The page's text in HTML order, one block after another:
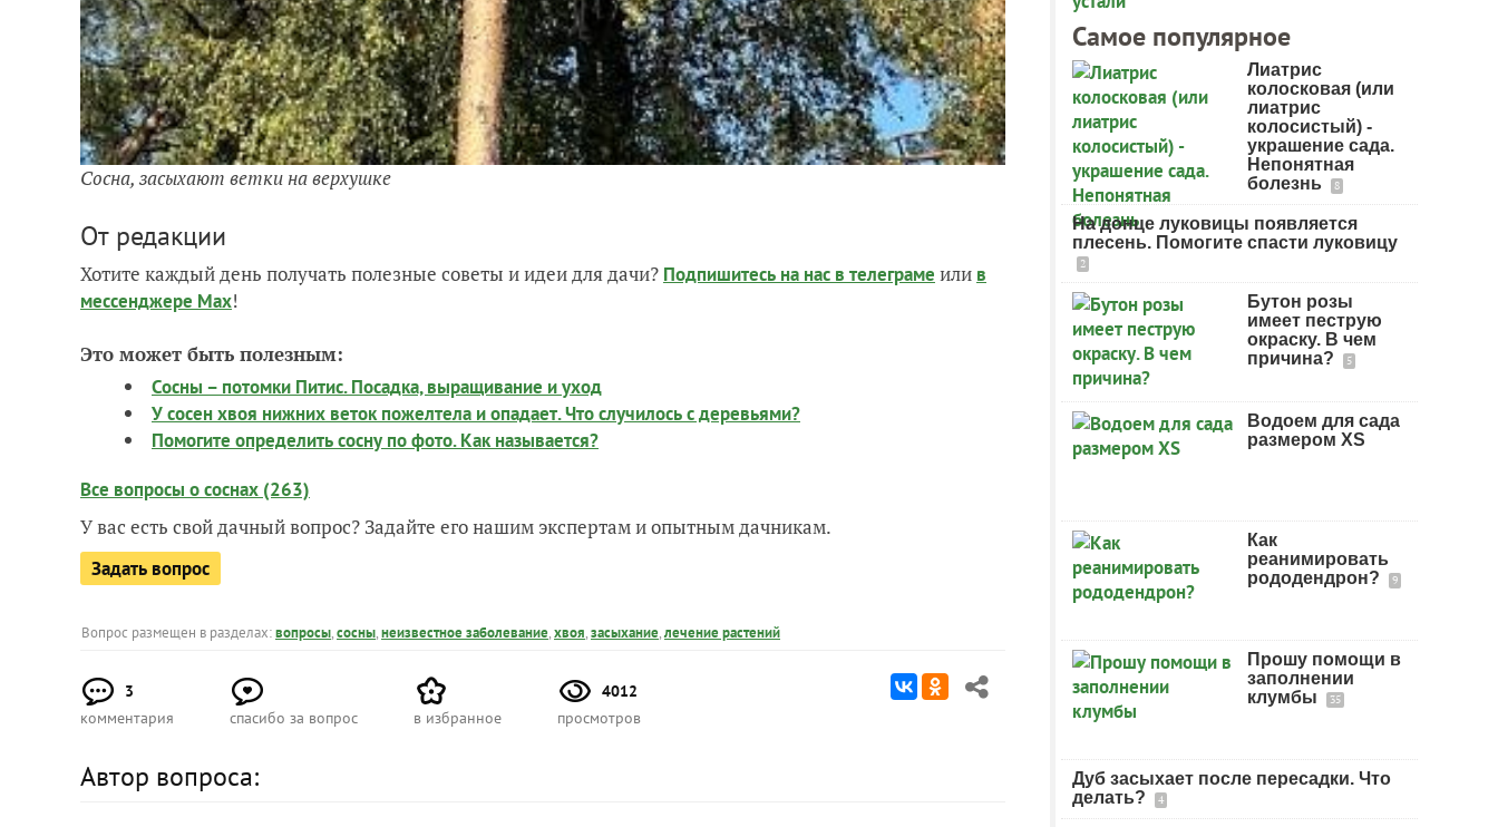
Сосна, засыхают ветки на верхушке
От редакции
Хотите каждый день получать полезные советы и идеи для дачи? Подпишитесь на нас в телеграме или в
мессенджере Max!
Это может быть полезным:
Сосны – потомки Питис. Посадка, выращивание и уход
У сосен хвоя нижних веток пожелтела и опадает. Что случилось с деревьями?
Помогите определить сосну по фото. Как называется?
Все вопросы о соснах (263)
У вас есть свой дачный вопрос? Задайте его нашим экспертам и опытным дачникам.
Задать вопрос
Вопрос размещен в разделах:вопросы,сосны,неизвестное заболевание,хвоя,засыхание,лечение растений
3
комментария
спасибо за вопрос в избранное
4012
просмотров
Автор вопроса:
Самое популярное
Лиатрис
колосковая (или
лиатрис
колосистый) -
украшение сада.
Непонятная
болезнь
8
На донце луковицы появляется
плесень. Помогите спасти луковицу
2
Бутон розы
имеет пеструю
окраску. В чем
причина?
5
Водоем для сада
размером XS
Как
реанимировать
рододендрон?
9
Прошу помощи в
заполнении
клумбы
35
Дуб засыхает после пересадки. Что
делать?
4